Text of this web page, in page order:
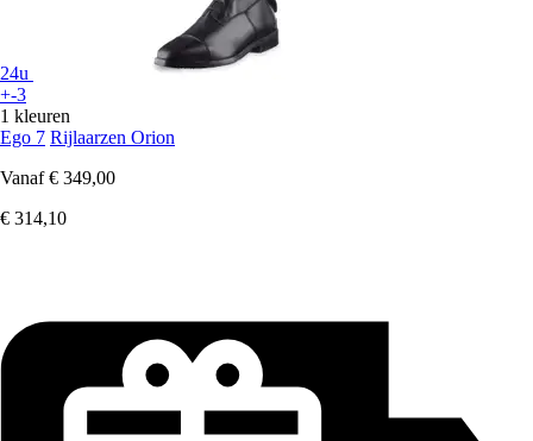
24u
+-3
1 kleuren
Ego 7 Rijlaarzen Orion
Vanaf € 349,00
€ 314,10